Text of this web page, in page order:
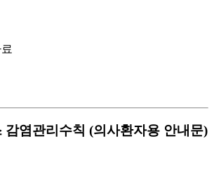
감염관리수칙 (의사환자용 안내문)